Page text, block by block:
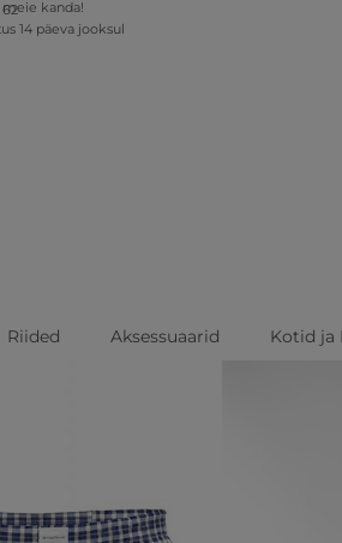
62
meie kanda!
14 päeva jooksul
Riided Aksessuaarid Kotid ja